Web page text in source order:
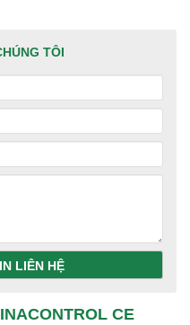
TÔI
LIÊN HỆ
CE